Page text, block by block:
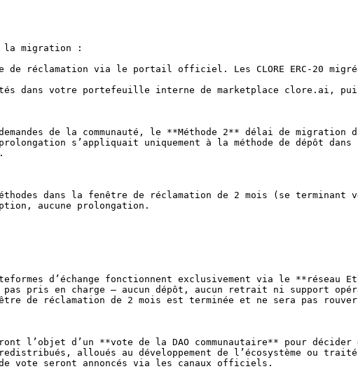
la migration :
de réclamation via le portail officiel. Les CLORE ERC-20
dans votre portefeuille interne de marketplace clore.ai,
de la communauté, le **Méthode 2** délai de
s’appliquait uniquement à la méthode de dépôt
dans la fenêtre de réclamation de 2 mois (se
aucune prolongation.
d’échange fonctionnent exclusivement via le **réseau
pris en charge — aucun dépôt, aucun retrait ni support
de réclamation de 2 mois est terminée et ne sera pas
l’objet d’un **vote de la DAO communautaire** pour
alloués au développement de l’écosystème ou
vote seront annoncés via les canaux officiels.